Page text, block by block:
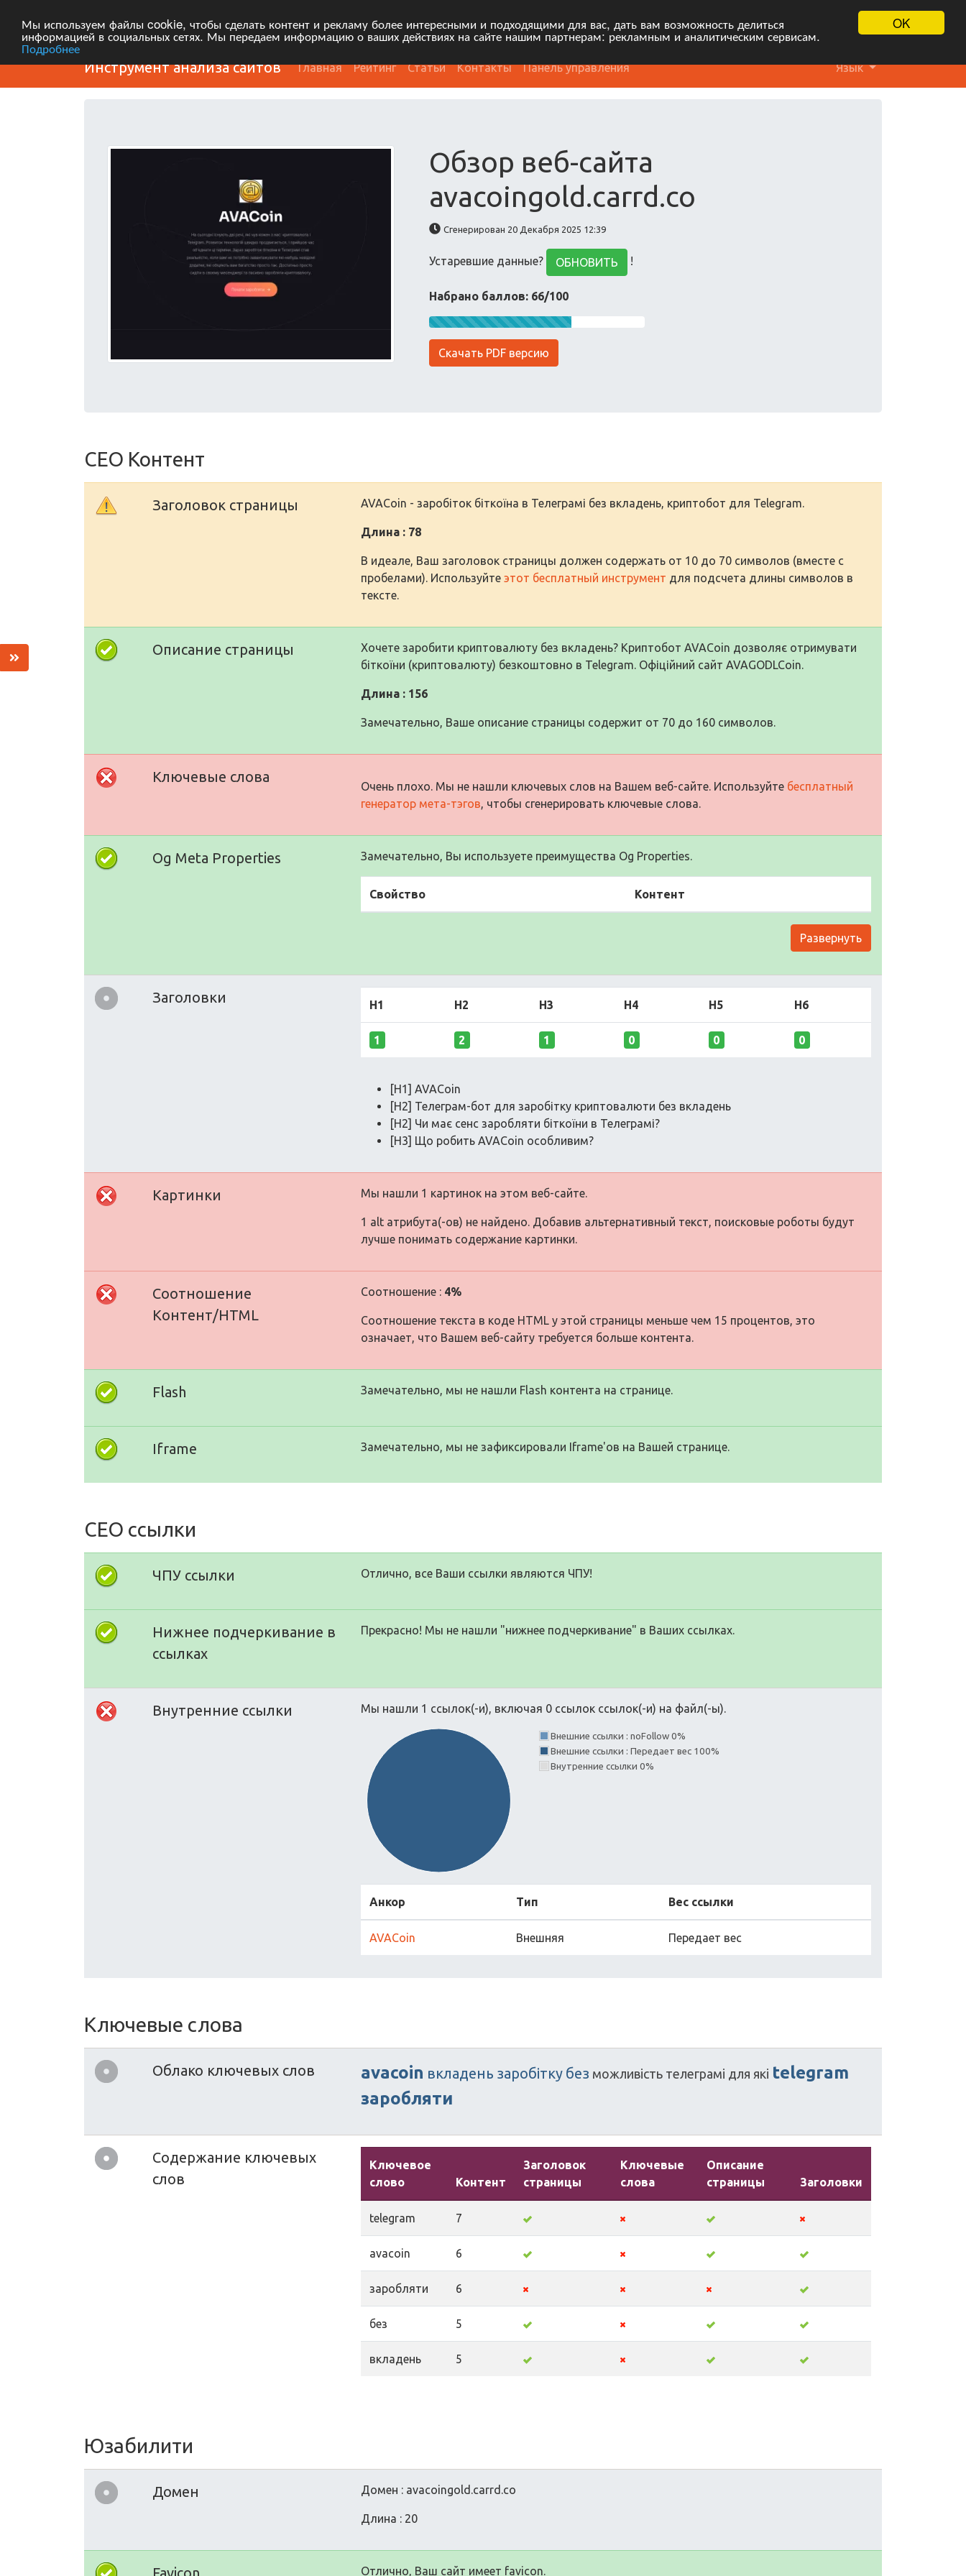
OK
Мы используем файлы cookie, чтобы сделать контент и рекламу более интересными и подходящими для вас, дать вам возможность делиться
информацией в социальных сетях. Мы передаем информацию о ваших действиях на сайте нашим партнерам: рекламным и аналитическим сервисам.
Подробнее
Инструмент анализа сайтов Главная Рейтинг Статьи Контакты Панель управления Язык
Обзор веб-сайта
avacoingold.carrd.co
Сгенерирован 20 Декабря 2025 12:39
Устаревшие данные? ОБНОВИТЬ !
Набрано баллов: 66/100
Скачать PDF версию
СЕО Контент
Заголовок страницы AVACoin - заробіток біткоїна в Телеграмі без вкладень, криптобот для Telegram.
Длина : 78
В идеале, Ваш заголовок страницы должен содержать от 10 до 70 символов (вместе с
пробелами). Используйте этот бесплатный инструмент для подсчета длины символов в
тексте.
Описание страницы
Хочете заробити криптовалюту без вкладень? Криптобот AVACoin дозволяє отримувати
біткоїни (криптовалюту) безкоштовно в Telegram. Офіційний сайт AVAGODLCoin.
Длина : 156
Замечательно, Ваше описание страницы содержит от 70 до 160 символов.
Ключевые слова
Очень плохо. Мы не нашли ключевых слов на Вашем веб-сайте. Используйте бесплатный
генератор мета-тэгов, чтобы сгенерировать ключевые слова.
Og Meta Properties Замечательно, Вы используете преимущества Og Properties.
Свойство Контент
Развернуть
Заголовки H1 H2 H3 H4 H5 H6
1 2 1 0 0 0
[H1] AVACoin
[H2] Телеграм-бот для заробітку криптовалюти без вкладень
[H2] Чи має сенс заробляти біткоїни в Телеграмі?
[H3] Що робить AVACoin особливим?
Картинки Мы нашли 1 картинок на этом веб-сайте.
1 alt атрибута(-ов) не найдено. Добавив альтернативный текст, поисковые роботы будут
лучше понимать содержание картинки.
Соотношение
Контент/HTML
Соотношение : 4%
Соотношение текста в коде HTML у этой страницы меньше чем 15 процентов, это
означает, что Вашем веб-сайту требуется больше контента.
Flash Замечательно, мы не нашли Flash контента на странице.
Iframe Замечательно, мы не зафиксировали Iframe'ов на Вашей странице.
СЕО ссылки
ЧПУ ссылки Отлично, все Ваши ссылки являются ЧПУ!
Нижнее подчеркивание в
ссылках
Прекрасно! Мы не нашли "нижнее подчеркивание" в Ваших ссылках.
Внутренние ссылки Мы нашли 1 ссылок(-и), включая 0 ссылок ссылок(-и) на файл(-ы).
Внешние ссылки : noFollow 0%
Внешние ссылки : Передает вес 100%
Внутренние ссылки 0%
Анкор Тип Вес ссылки
AVACoin Внешняя Передает вес
Ключевые слова
Облако ключевых слов avacoin вкладень заробітку без можливість телеграмі для які telegram
заробляти
Содержание ключевых
слов
Ключевое
слово
Контент
Заголовок
страницы
Ключевые
слова
Описание
страницы
Заголовки
telegram 7
avacoin 6
заробляти 6
без 5
вкладень 5
Юзабилити
Домен Домен : avacoingold.carrd.co
Длина : 20
Отлично, Ваш сайт имеет favicon.